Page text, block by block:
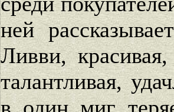
ней
Ливви, красивая,
талантливая,